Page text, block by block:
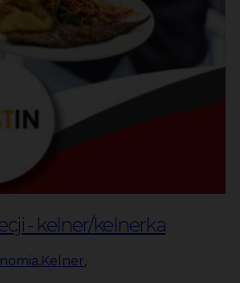
- kelner/kelnerka
,Kelner,